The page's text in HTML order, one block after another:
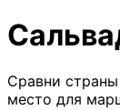
Сравни
место для